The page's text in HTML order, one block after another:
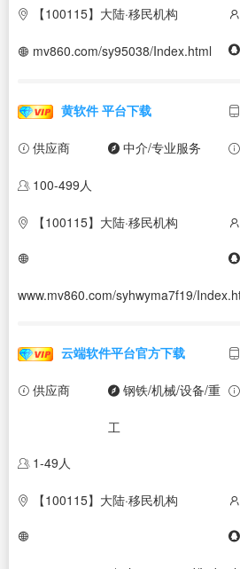
【100115】大陆·移民机构
mv860.com/sy95038/Index.html
黄软件 平台下载
供应商 中介/专业服务
100-499人
【100115】大陆·移民机构
www.mv860.com/syhwyma7f19/
云端软件平台官方下载
供应商 钢铁/机械/设备/重
工
1-49人
【100115】大陆·移民机构